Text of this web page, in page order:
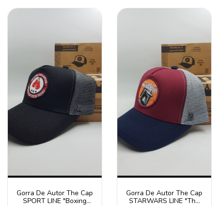
Gorra De Autor The Cap
SPORT LINE "Boxing
Gorra De Autor The Cap
STARWARS LINE "The